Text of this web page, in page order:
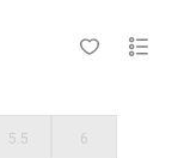
5.5 6